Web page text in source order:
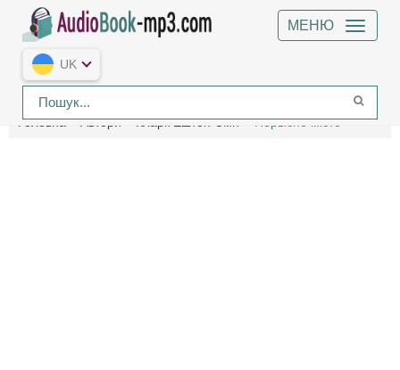
МЕНЮ
UK
Головна Автори Кларк Ештон Сміт Первісне місто